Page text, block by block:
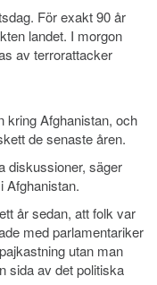
För exakt 90 år
landet. I morgon
av terrorattacker
kring Afghanistan, och
de senaste åren.
diskussioner, säger
Afghanistan.
år sedan, att folk var
med parlamentariker
utan man
sida av det politiska